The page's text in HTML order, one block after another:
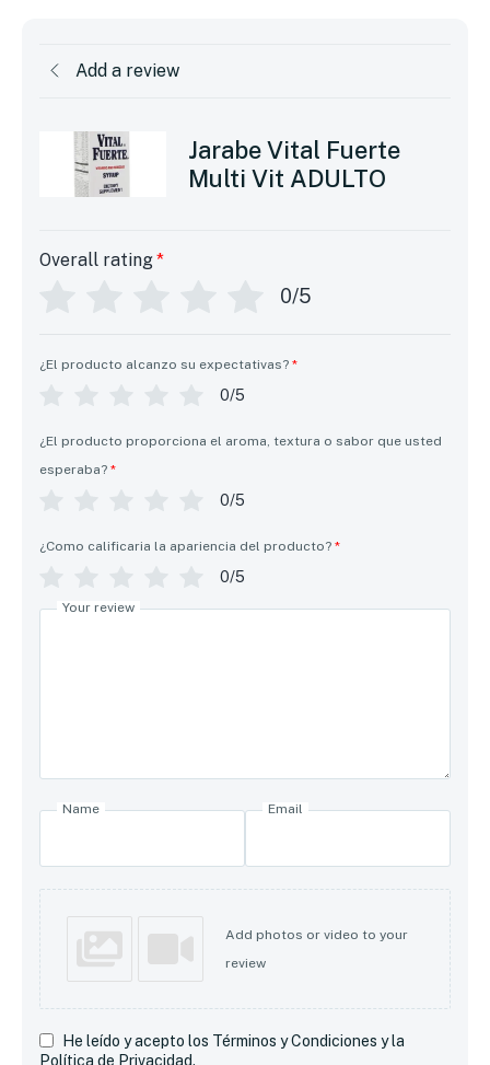
Add a review
Jarabe Vital Fuerte
Multi Vit ADULTO
Overall rating*
0/5
¿El producto alcanzo su expectativas? *
0/5
¿El producto proporciona el aroma, textura o sabor que usted
esperaba? *
0/5
¿Como calificaria la apariencia del producto? *
0/5
Your review
Name Email
Add photos or video to your
review
He leído y acepto los Términos y Condiciones y la
Política de Privacidad.